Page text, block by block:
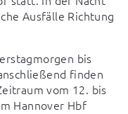
Ausfälle Richtung
bis
finden
vom 12. bis
Hannover Hbf